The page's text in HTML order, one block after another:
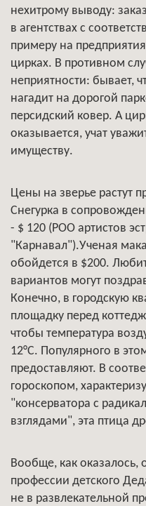
нехитрому выводу:
в агентствах с
примеру на
цирках. В противном
неприятности: бывает,
нагадит на дорогой
персидский ковер. А
оказывается, учат
имуществу.
Цены на зверье растут
Снегурка в
- $ 120 (РОО артистов
"Карнавал").Ученая
обойдется в $200.
вариантов могут
Конечно, в городскую
площадку перед
чтобы температура
12°С. Популярного в
предоставляют. В
гороскопом,
"консерватора с
взглядами", эта птица
Вообще, как оказалось,
профессии детского
не в развлекательной